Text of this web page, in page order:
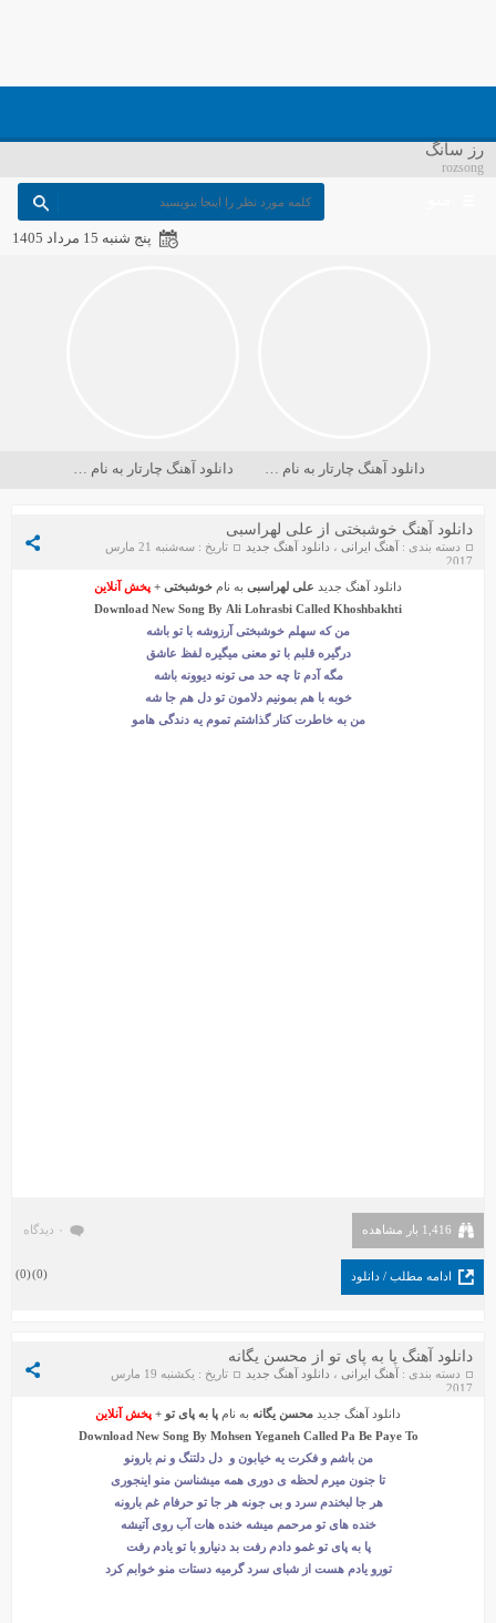
رز سانگ
rozsong
پنج شنبه 15 مرداد 1405
دانلود آهنگ چارتار به نام در حسرت ماه دانلود آهنگ چارتار به نام دریا کجاست
دانلود آهنگ جواد سنگونی به نام امام
دانلود آهنگ خوشبختی از علی لهراسبی
دسته بندی :آهنگ ایرانی ، دانلود آهنگ جدید
تاریخ : سه‌شنبه 21 مارس
2017
دانلود آهنگ جدید علی لهراسبی به نام خوشبختی + پخش آنلاین
Download New Song By Ali Lohrasbi Called Khoshbakhti
من که سهلم خوشبختی آرزوشه با تو باشه
درگیره قلبم با تو معنی میگیره لفظ عاشق
مگه آدم تا چه حد می تونه دیوونه باشه
خوبه با هم بمونیم دلامون تو دل هم جا شه
من به خاطرت کنار گذاشتم تموم یه دندگی هامو
1,416 بار مشاهده ۰ دیدگاه
ادامه مطلب / دانلود (
0
)
(
0
)
دانلود آهنگ پا به پای تو از محسن یگانه
دسته بندی :آهنگ ایرانی ، دانلود آهنگ جدید
تاریخ : یکشنبه 19 مارس
2017
دانلود آهنگ جدید محسن یگانه به نام پا به پای تو + پخش آنلاین
Download New Song By Mohsen YeganehCalled Pa Be Paye To
من باشم و فکرت یه خیابون و دل دلتنگ و نم بارونو
تا جنون میرم لحظه ی دوری همه میشناسن منو اینجوری
هر جا لبخندم سرد و بی جونه هر جا تو حرفام غم بارونه
خنده های تو مرحمم میشه خنده هات آب روی آتیشه
پا به پای تو غمو دادم رفت بد دنیارو با تو یادم رفت
تورو یادم هست از شبای سرد گرمیه دستات منو خوابم کرد